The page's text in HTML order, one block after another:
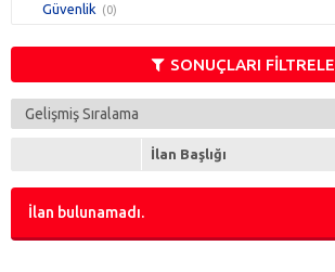
Güvenlik (0)
Hırdavat & Tesisat
Kabin (0)
Pis Su & Tuvalet (0)
Römork (0)
Sintine (0)
SONUÇLARI FİLTRELE
İlan Başlığı
İlan bulunamadı.